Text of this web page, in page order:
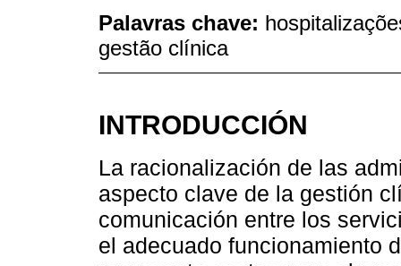
Palavras chave:
gestão clínica
INTRODUCCIÓN
La racionalización de las
aspecto clave de la gestión
comunicación entre los
el adecuado funcionamiento